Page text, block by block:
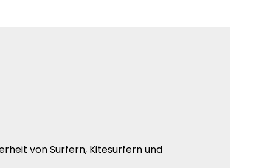
von Surfern, Kitesurfern und